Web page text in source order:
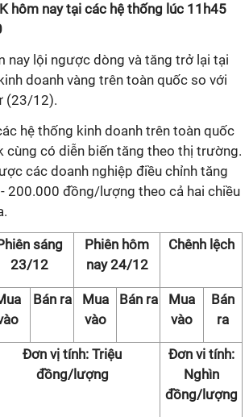
hôm nay tại các hệ thống lúc 11h45
nay lội ngược dòng và tăng trở lại tại
doanh vàng trên toàn quốc so với
(23/12).
hệ thống kinh doanh trên toàn quốc
cùng có diễn biến tăng theo thị trường.
các doanh nghiệp điều chỉnh tăng
200.000 đồng/lượng theo cả hai chiều
sáng
23/12
Phiên hôm
nay 24/12
Chênh lệch
Bán ra
Mua
vào
Bán ra
Mua
vào
Bán
ra
Đơn vị tính: Triệu
đồng/lượng
Đơn vi tính:
Nghìn
đồng/lượng